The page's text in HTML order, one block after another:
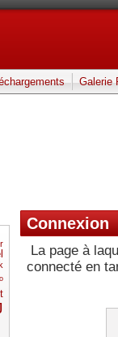
Galerie
Connexion
La page à
connecté en